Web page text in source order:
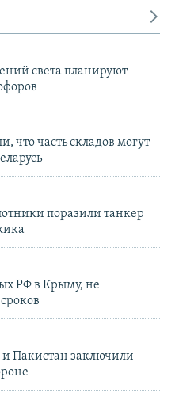
света планируют
часть складов могут
поразили танкер
РФ в Крыму, не
и Пакистан заключили